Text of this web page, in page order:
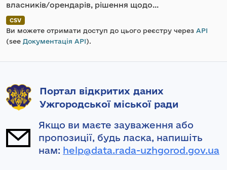
власників/орендарів, рішення щодо...
CSV
Ви можете отримати доступ до цього реєстру через API
(see Документація API).
Портал відкритих даних
Ужгородської міської ради
Якщо ви маєте зауваження або
пропозиції, будь ласка, напишіть
нам: help@data.rada-uzhgorod.gov.ua